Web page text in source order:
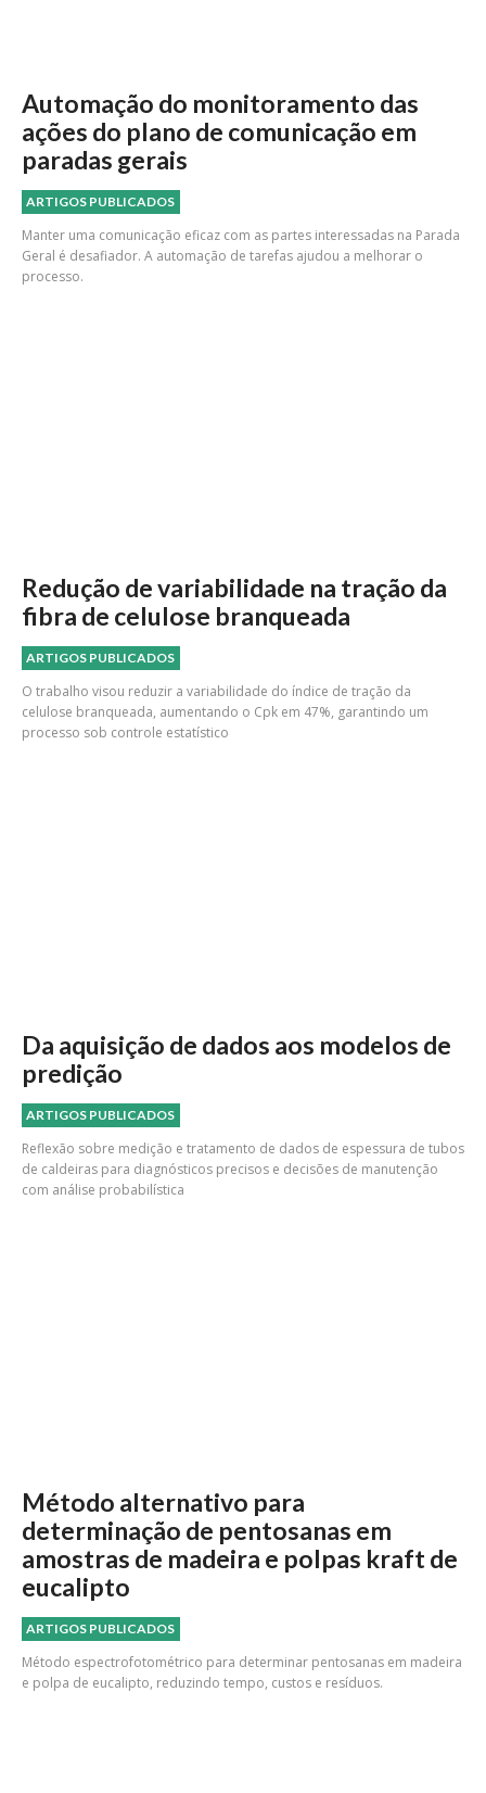
Automação do monitoramento das
ações do plano de comunicação em
paradas gerais
ARTIGOS PUBLICADOS
Manter uma comunicação eficaz com as partes interessadas na Parada
Geral é desafiador. A automação de tarefas ajudou a melhorar o
processo.
Redução de variabilidade na tração da
fibra de celulose branqueada
ARTIGOS PUBLICADOS
O trabalho visou reduzir a variabilidade do índice de tração da
celulose branqueada, aumentando o Cpk em 47%, garantindo um
processo sob controle estatístico
Da aquisição de dados aos modelos de
predição
ARTIGOS PUBLICADOS
Reflexão sobre medição e tratamento de dados de espessura de tubos
de caldeiras para diagnósticos precisos e decisões de manutenção
com análise probabilística
Método alternativo para
determinação de pentosanas em
amostras de madeira e polpas kraft de
eucalipto
ARTIGOS PUBLICADOS
Método espectrofotométrico para determinar pentosanas em madeira
e polpa de eucalipto, reduzindo tempo, custos e resíduos.